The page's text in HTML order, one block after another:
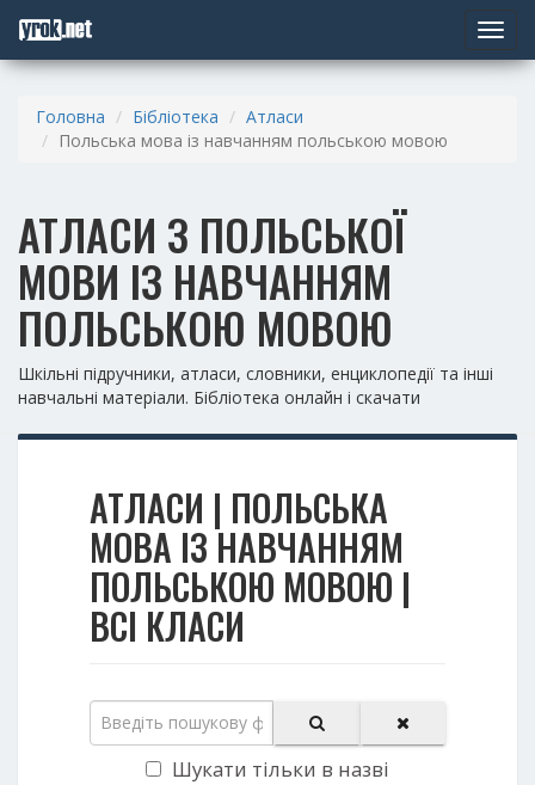
Toggle
Головна Бібліотека
Атласи
Польська мова із навчанням польською мовою
АТЛАСИ З ПОЛЬСЬКОЇ
МОВИ ІЗ НАВЧАННЯМ
ПОЛЬСЬКОЮ МОВОЮ
Шкільні підручники, атласи, словники, енциклопедії та інші
навчальні матеріали. Бібліотека онлайн і скачати
АТЛАСИ | ПОЛЬСЬКА
МОВА ІЗ НАВЧАННЯМ
ПОЛЬСЬКОЮ МОВОЮ |
ВСІ КЛАСИ
Шукати тільки в назві